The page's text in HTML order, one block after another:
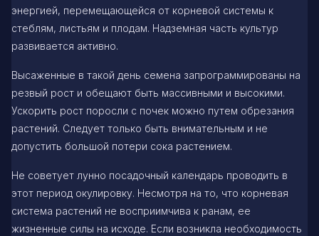
энергией, перемещающейся от корневой системы к
стеблям, листьям и плодам. Надземная часть культур
развивается активно.
Высаженные в такой день семена запрограммированы на
резвый рост и обещают быть массивными и высокими.
Ускорить рост поросли с почек можно путем обрезания
растений. Следует только быть внимательным и не
допустить большой потери сока растением.
Не советует лунно посадочный календарь проводить в
этот период окулировку. Несмотря на то, что корневая
система растений не восприимчива к ранам, ее
жизненные силы на исходе. Если возникла необходимость